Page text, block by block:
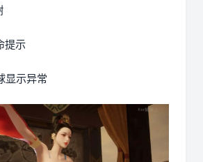
提示
显示异常